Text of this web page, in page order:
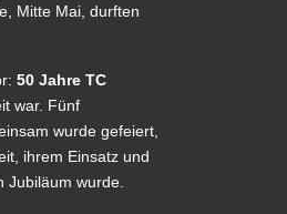
Mitte Mai, durften
50 Jahre TC
war. Fünf
wurde gefeiert,
ihrem Einsatz und
wurde.